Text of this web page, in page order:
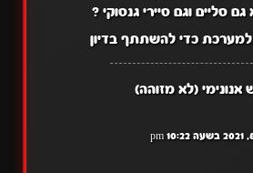
סליים וגם סיירי גנסוקי ?
כדי להשתתף בדיון
(לא מזוהה)